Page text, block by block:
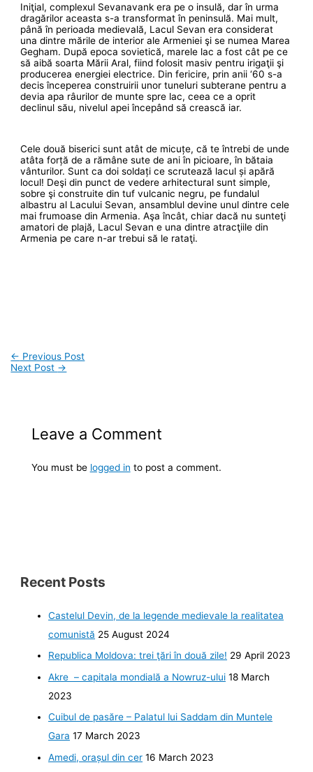
Iniţial, complexul Sevanavank era pe o insulă, dar în urma
dragărilor aceasta s-a transformat în peninsulă. Mai mult,
până în perioada medievală, Lacul Sevan era considerat
una dintre mările de interior ale Armeniei şi se numea Marea
Gegham. După epoca sovietică, marele lac a fost cât pe ce
să aibă soarta Mării Aral, fiind folosit masiv pentru irigaţii şi
producerea energiei electrice. Din fericire, prin anii ‘60 s-a
decis începerea construirii unor tuneluri subterane pentru a
devia apa râurilor de munte spre lac, ceea ce a oprit
declinul său, nivelul apei începând să crească iar.
Cele două biserici sunt atât de micuțe, că te întrebi de unde
atâta forță de a rămâne sute de ani în picioare, în bătaia
vânturilor. Sunt ca doi soldați ce scrutează lacul și apără
locul! Deşi din punct de vedere arhitectural sunt simple,
sobre şi construite din tuf vulcanic negru, pe fundalul
albastru al Lacului Sevan, ansamblul devine unul dintre cele
mai frumoase din Armenia. Aşa încât, chiar dacă nu sunteţi
amatori de plajă, Lacul Sevan e una dintre atracţiile din
Armenia pe care n-ar trebui să le rataţi.
← Previous Post
Next Post →
Leave a Comment
You must be logged in to post a comment.
Recent Posts
Castelul Devin, de la legende medievale la realitatea
comunistă 25 August 2024
Republica Moldova: trei ţări în două zile! 29 April 2023
Akre – capitala mondială a Nowruz-ului 18 March
2023
Cuibul de pasăre – Palatul lui Saddam din Muntele
Gara 17 March 2023
Amedi, orașul din cer 16 March 2023